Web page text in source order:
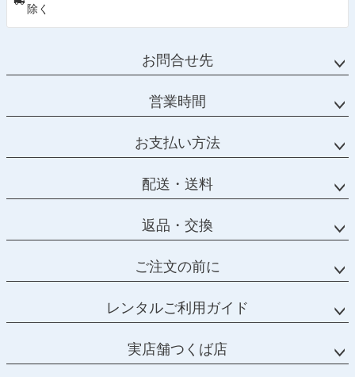
除く
お問合せ先
営業時間
お支払い方法
配送・送料
返品・交換
ご注文の前に
レンタルご利用ガイド
実店舗つくば店